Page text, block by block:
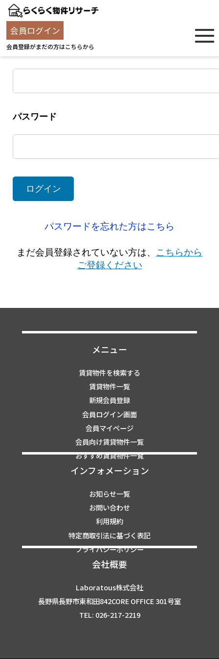
会員ログイン
会員登録がまだの方はこちらから
ユーザー名
パスワード
パスワードを忘れた方はこちら
まだ会員登録されていない方は、 こちらから
ご登録ください
メニュー
賃貸物件を検索する
賃貸物件一覧
新規会員登録
会員ログイン画面
会員マイページ
会員向け賃貸物件一覧
おすすめ賃貸物件一覧
インフォメーション
お知らせ一覧
お問い合わせ
利用規約
特定商取引法に基づく表記
プライバシーポリシー
会社概要
Laboratous株式会社
長野県長野市東和田842CORE OFFICE 301号室
TEL: 026-217-2219